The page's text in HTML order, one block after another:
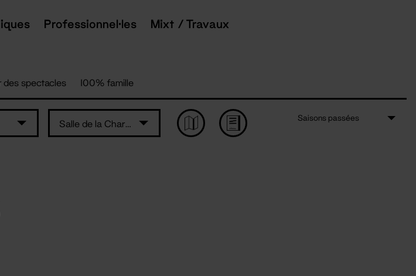
Professionnel·les Mixt / Travaux
des spectacles 100% famille
Salle de la Charbonnière – Ancenis-Saint-Géréon
Saisons passées